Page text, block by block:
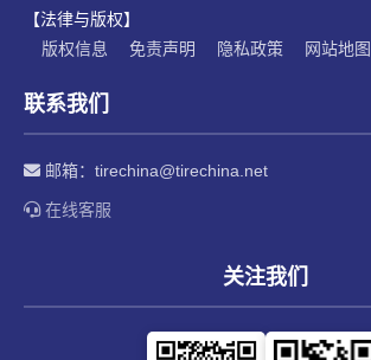
【法律与版权】
版权信息
免责声明 隐私政策 网站地图
联系我们
邮箱： tirechina@tirechina.net
在线客服
关注我们